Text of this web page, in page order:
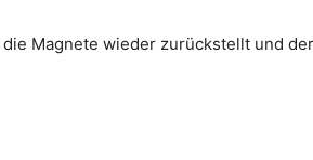
Magnete wieder zurückstellt und